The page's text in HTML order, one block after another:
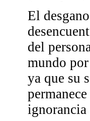
El
del
mundo
ya que su
ignorancia